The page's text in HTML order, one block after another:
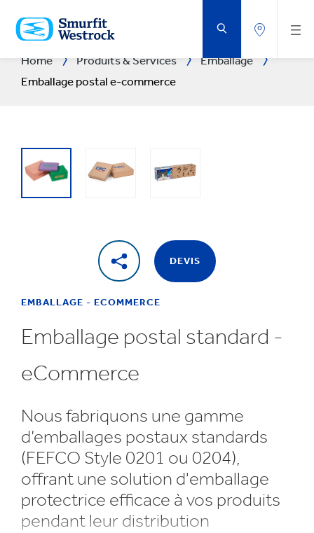
AU
CONTENU
PRINCIPAL
Home Produits & Services
Emballage
Emballage postal e-commerce
DEVIS
EMBALLAGE - ECOMMERCE
Emballage postal standard -
eCommerce
Nous fabriquons une gamme
d’emballages postaux standards
(FEFCO Style 0201 ou 0204),
offrant une solution d'emballage
protectrice efficace à vos produits
pendant leur distribution